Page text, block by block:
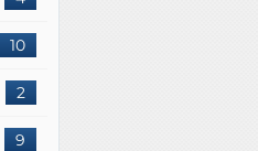
10
2
9